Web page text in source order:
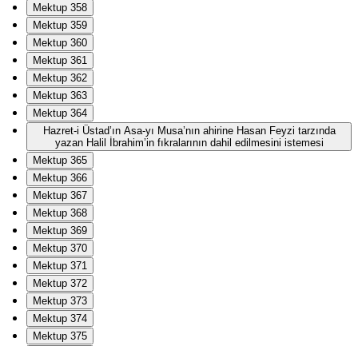
Mektup 358
Mektup 359
Mektup 360
Mektup 361
Mektup 362
Mektup 363
Mektup 364
Hazret-i Üstad’ın Asa-yı Musa’nın ahirine Hasan Feyzi tarzında
yazan Halil İbrahim’in fıkralarının dahil edilmesini istemesi
Mektup 365
Mektup 366
Mektup 367
Mektup 368
Mektup 369
Mektup 370
Mektup 371
Mektup 372
Mektup 373
Mektup 374
Mektup 375